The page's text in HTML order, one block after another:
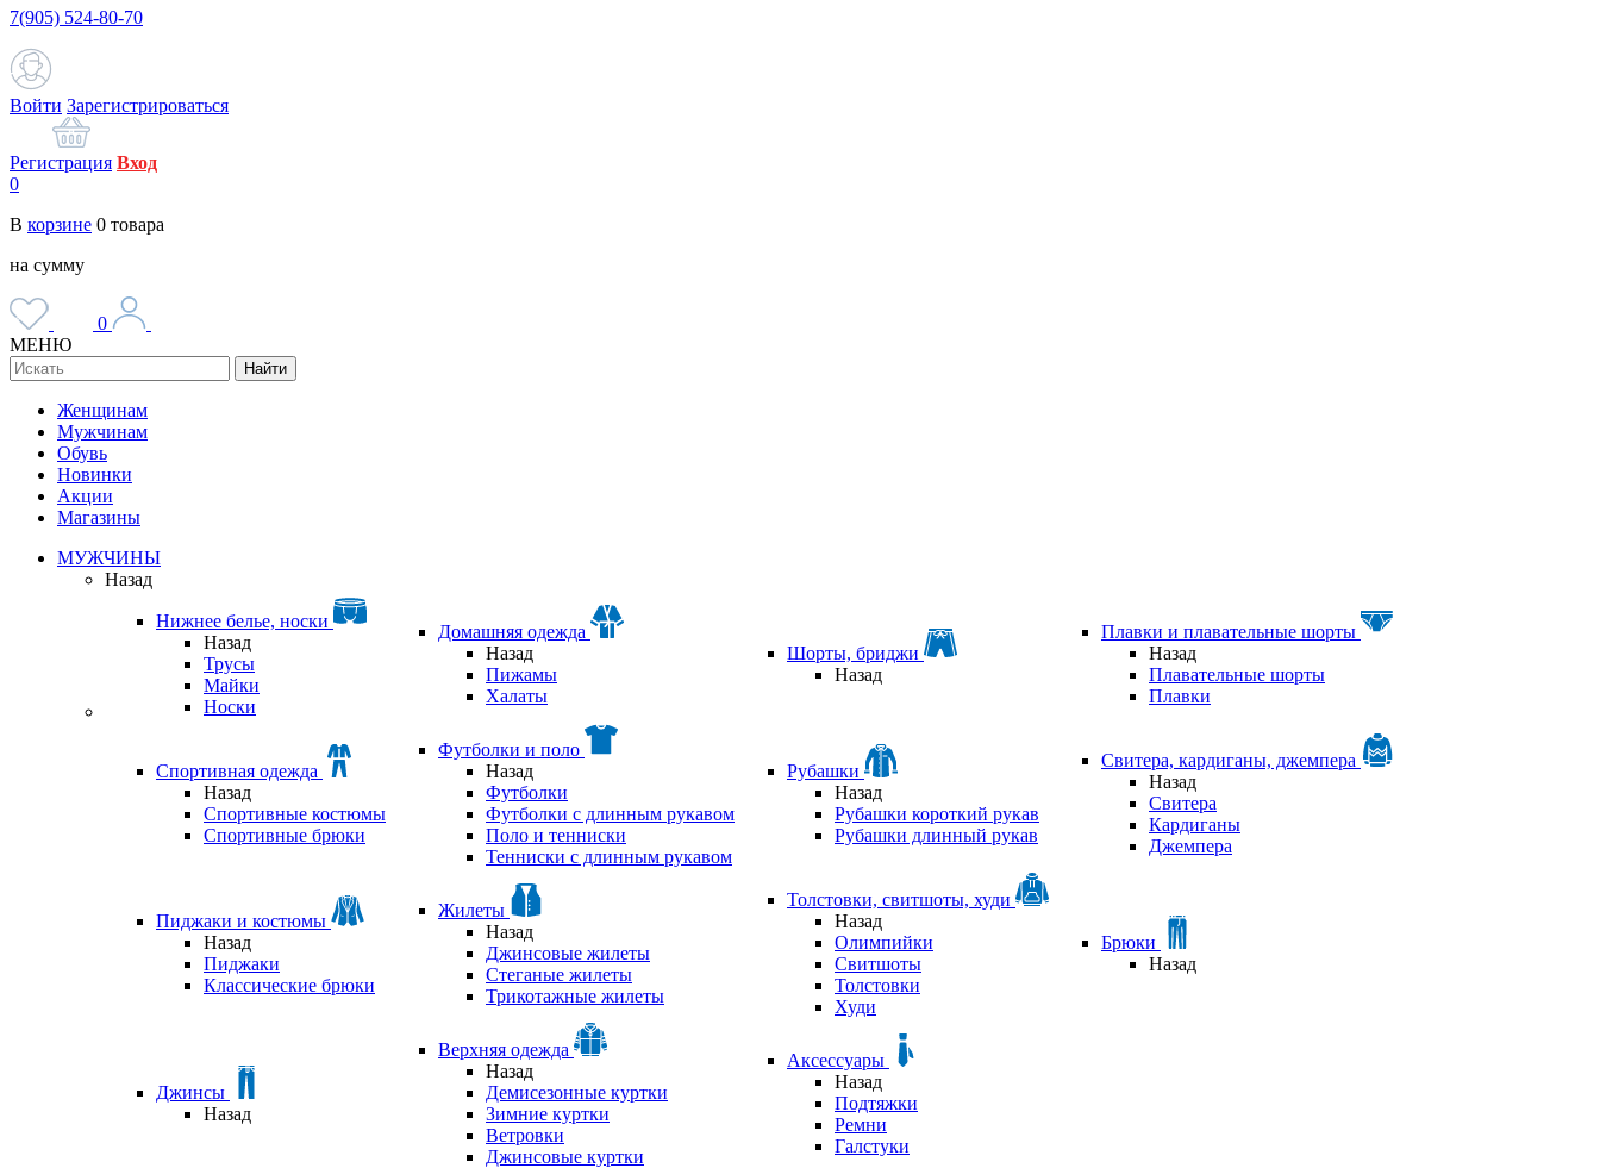
7(905) 524-80-70
Войти Зарегистрироваться
Регистрация Вход
0
В корзине 0 товара
на сумму
0
МЕНЮ
Найти
Женщинам
Мужчинам
Обувь
Новинки
Акции
Магазины
МУЖЧИНЫ
Назад
Нижнее белье, носки
Назад
Трусы
Майки
Носки
Домашняя одежда
Назад
Пижамы
Халаты
Шорты, бриджи
Назад
Плавки и плавательные шорты
Назад
Плавательные шорты
Плавки
Спортивная одежда
Назад
Спортивные костюмы
Спортивные брюки
Футболки и поло
Назад
Футболки
Футболки с длинным рукавом
Поло и тенниски
Тенниски с длинным рукавом
Рубашки
Назад
Рубашки короткий рукав
Рубашки длинный рукав
Свитера, кардиганы, джемпера
Назад
Свитера
Кардиганы
Джемпера
Пиджаки и костюмы
Назад
Пиджаки
Классические брюки
Жилеты
Назад
Джинсовые жилеты
Стеганые жилеты
Трикотажные жилеты
Толстовки, свитшоты, худи
Назад
Олимпийки
Свитшоты
Толстовки
Худи
Брюки
Назад
Джинсы
Назад
Верхняя одежда
Назад
Демисезонные куртки
Зимние куртки
Ветровки
Джинсовые куртки
Аксессуары
Назад
Подтяжки
Ремни
Галстуки